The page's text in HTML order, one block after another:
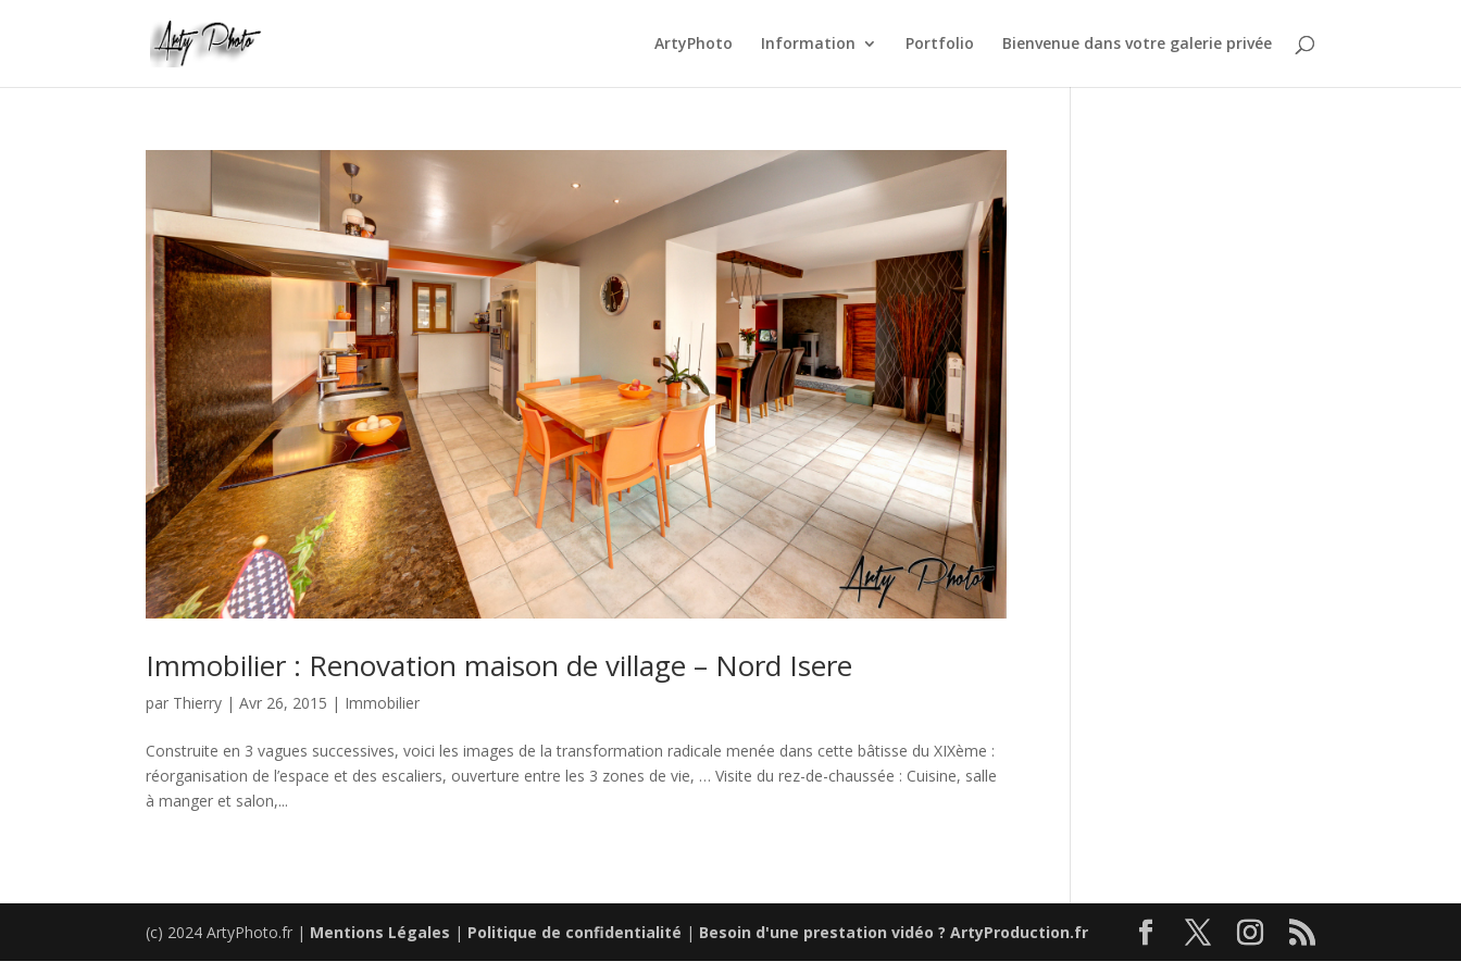
ArtyPhoto Information Portfolio Bienvenue dans votre galerie privée
Immobilier : Renovation maison de village – Nord Isere
par Thierry |Avr 26, 2015 | Immobilier
Construite en 3 vagues successives, voici les images de la transformation radicale menée dans cette bâtisse du XIXème :
réorganisation de l’espace et des escaliers, ouverture entre les 3 zones de vie, … Visite du rez-de-chaussée : Cuisine, salle
à manger et salon,...
(c) 2024 ArtyPhoto.fr | Mentions Légales | Politique de confidentialité | Besoin d'une prestation vidéo ? ArtyProduction.fr